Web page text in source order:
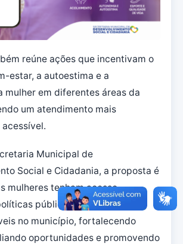
reúne ações que incentivam o
estar, a autoestima e a
mulher em diferentes áreas da
um atendimento mais
acessível.
Municipal de
Social e Cidadania, a proposta é
mulheres tenham acesso
públicas e aos canais de
no município, fortalecendo
oportunidades e promovendo